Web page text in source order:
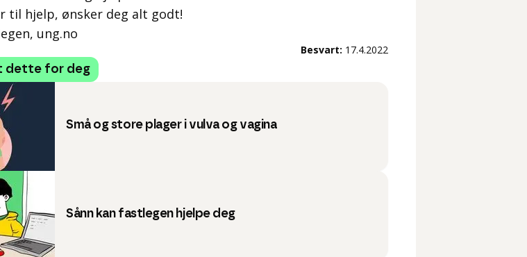
til hjelp, ønsker deg alt godt!
ung.no
Besvart: 17.4.2022
dette for deg
Små og store plager i vulva og vagina
Sånn kan fastlegen hjelpe deg